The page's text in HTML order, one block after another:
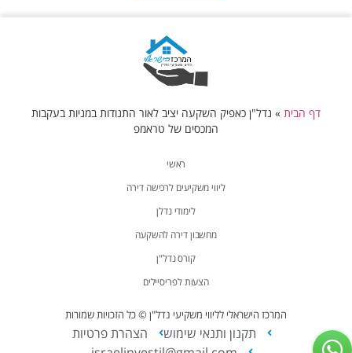
המרכז הישראלי לליווי משקיעי נדל"ן © כל הזכויות שמורות
תקנון ותנאי שימוש
הצהרת פרטיות
ראשי
ליווי משקיעים לרכישה דירה
לימודי נדלן
מחשבון דירה להשקעה
קורס נדל"ן
הצעות לפריסיילים
דף הבית » נדל"ן כאפיק השקעה יציב לאור התנודות במניות בעקבות
המכסים של טראמפ